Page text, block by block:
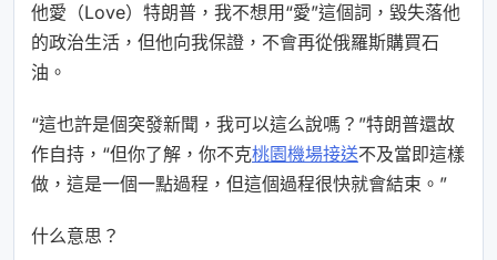
他愛（Love）特朗普，我不想用“愛”這個詞，毀失落他
的政治生活，但他向我保證，不會再從俄羅斯購買石
油。
“這也許是個突發新聞，我可以這么說嗎？”特朗普還故
作自持，“但你了解，你不克桃園機場接送不及當即這樣
做，這是一個一點過程，但這個過程很快就會結束。”
什么意思？